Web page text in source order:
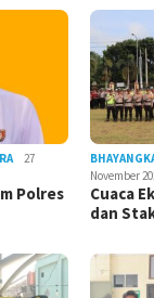
27
Polres
November
Cuaca
dan